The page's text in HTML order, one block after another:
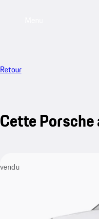
Retour
Cette Porsche
vendu